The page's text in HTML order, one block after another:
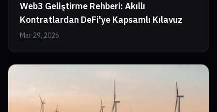
Web3 Geliştirme Rehberi: Akıllı
Kontratlardan DeFi'ye Kapsamlı Kılavuz
Mar 29, 2026